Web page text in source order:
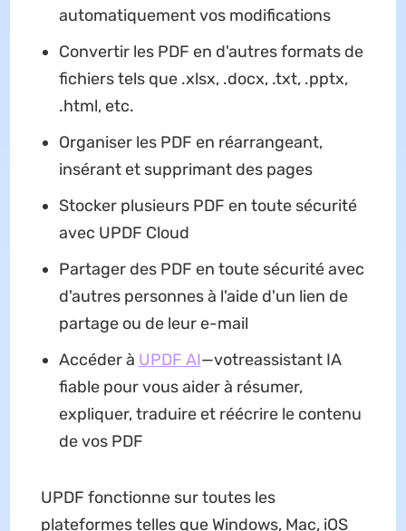
automatiquement vos modifications
Convertir les PDF en d'autres formats de
fichiers tels que .xlsx, .docx, .txt, .pptx,
.html, etc.
Organiser les PDF en réarrangeant,
insérant et supprimant des pages
Stocker plusieurs PDF en toute sécurité
avec UPDF Cloud
Partager des PDF en toute sécurité avec
d'autres personnes à l'aide d'un lien de
partage ou de leur e-mail
Accéder à UPDF AI—votreassistant IA
fiable pour vous aider à résumer,
expliquer, traduire et réécrire le contenu
de vos PDF
UPDF fonctionne sur toutes les
plateformes telles que Windows, Mac, iOS